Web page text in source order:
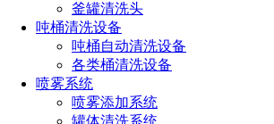
釜罐清洗头
吨桶清洗设备
吨桶自动清洗设备
各类桶清洗设备
喷雾系统
喷雾添加系统
罐体清洗系统
企业之一，长原商标的喷嘴以高品质、优
是中国制冷空调工业协会洁净室技术委员
净技术协会会员单位、中国电子技术协会
净行业协会会员单位。